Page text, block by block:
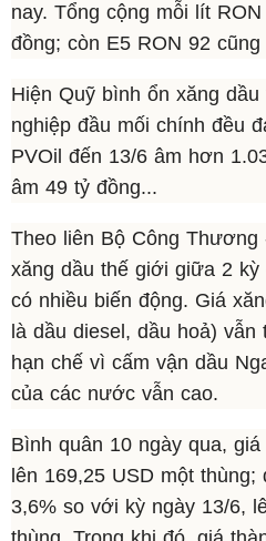
nay. Tổng cộng mỗi lít
đồng; còn E5 RON 92
Hiện Quỹ bình ổn xăng
nghiệp đầu mối chính đều
PVOil đến 13/6 âm hơn
âm 49 tỷ đồng...
Theo liên Bộ Công
xăng dầu thế giới giữa 2
có nhiều biến động. Giá
là dầu diesel, dầu hoả)
hạn chế vì cấm vận dầu
của các nước vẫn cao.
Bình quân 10 ngày qua,
lên 169,25 USD một
3,6% so với kỳ ngày 13/6,